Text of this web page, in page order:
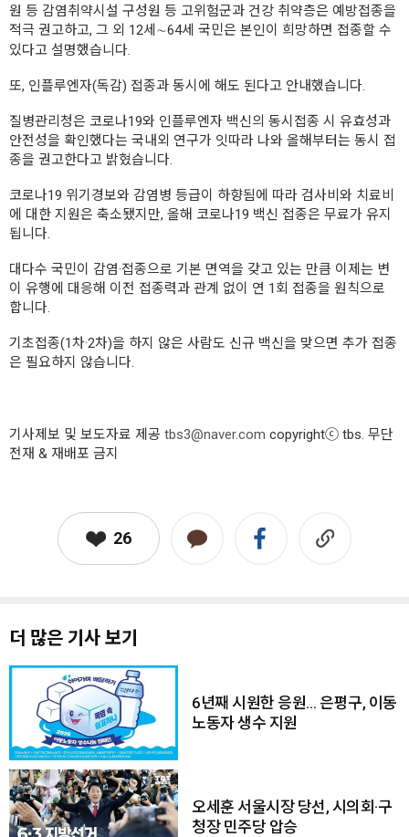
원 등 감염취약시설 구성원 등 고위험군과 건강 취약층은 예방접종을
적극 권고하고, 그 외 12세∼64세 국민은 본인이 희망하면 접종할 수
있다고 설명했습니다.
또, 인플루엔자(독감) 접종과 동시에 해도 된다고 안내했습니다.
질병관리청은 코로나19와 인플루엔자 백신의 동시접종 시 유효성과
안전성을 확인했다는 국내외 연구가 잇따라 나와 올해부터는 동시 접
종을 권고한다고 밝혔습니다.
코로나19 위기경보와 감염병 등급이 하향됨에 따라 검사비와 치료비
에 대한 지원은 축소됐지만, 올해 코로나19 백신 접종은 무료가 유지
됩니다.
대다수 국민이 감염·접종으로 기본 면역을 갖고 있는 만큼 이제는 변
이 유행에 대응해 이전 접종력과 관계 없이 연 1회 접종을 원칙으로
합니다.
기초접종(1차·2차)을 하지 않은 사람도 신규 백신을 맞으면 추가 접종
은 필요하지 않습니다.
기사제보 및 보도자료 제공 tbs3@naver.com copyrightⓒ tbs. 무단
전재 & 재배포 금지
26
더 많은 기사 보기
6년째 시원한 응원… 은평구, 이동
노동자 생수 지원
오세훈 서울시장 당선, 시의회·구
청장 민주당 압승